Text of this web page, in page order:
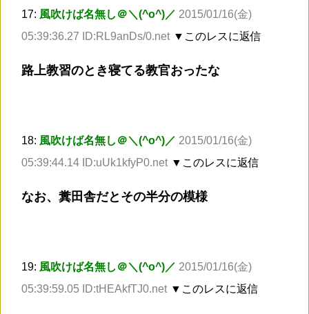
17: 風吹けば名無し＠＼(^o^)／ 2015/01/16(金)
05:39:36.27 ID:RL9anDs/0.net ▼このレスに返信
路上教習のとき寝てる教官おったな
18: 風吹けば名無し＠＼(^o^)／ 2015/01/16(金)
05:39:44.14 ID:uUk1kfyP0.net ▼このレスに返信
なお、糞田舎だとその半分の模様
19: 風吹けば名無し＠＼(^o^)／ 2015/01/16(金)
05:39:59.05 ID:tHEAkfTJ0.net ▼このレスに返信